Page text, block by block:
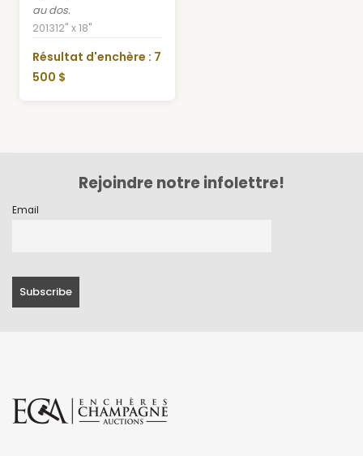
au dos.
201312" x 18"
Résultat d'enchère : 7
500 $
Rejoindre notre infolettre!
Email